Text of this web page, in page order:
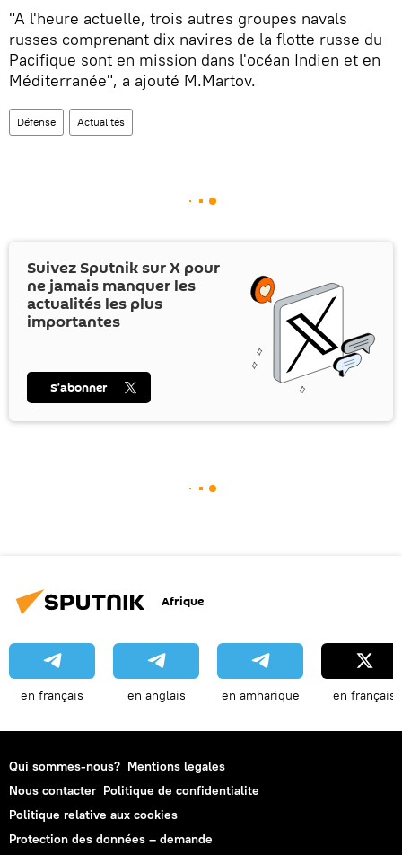
"A l'heure actuelle, trois autres groupes navals
russes comprenant dix navires de la flotte russe du
Pacifique sont en mission dans l'océan Indien et en
Méditerranée", a ajouté M.Martov.
Défense Actualités
Suivez Sputnik surX pour
ne jamais manquer les
actualités les plus
importantes
S’abonner
Afrique
en français en anglais en amharique en français
Qui sommes-nous? Mentions legales
Nous contacter Politique de confidentialite
Politique relative aux cookies
Protection des données – demande